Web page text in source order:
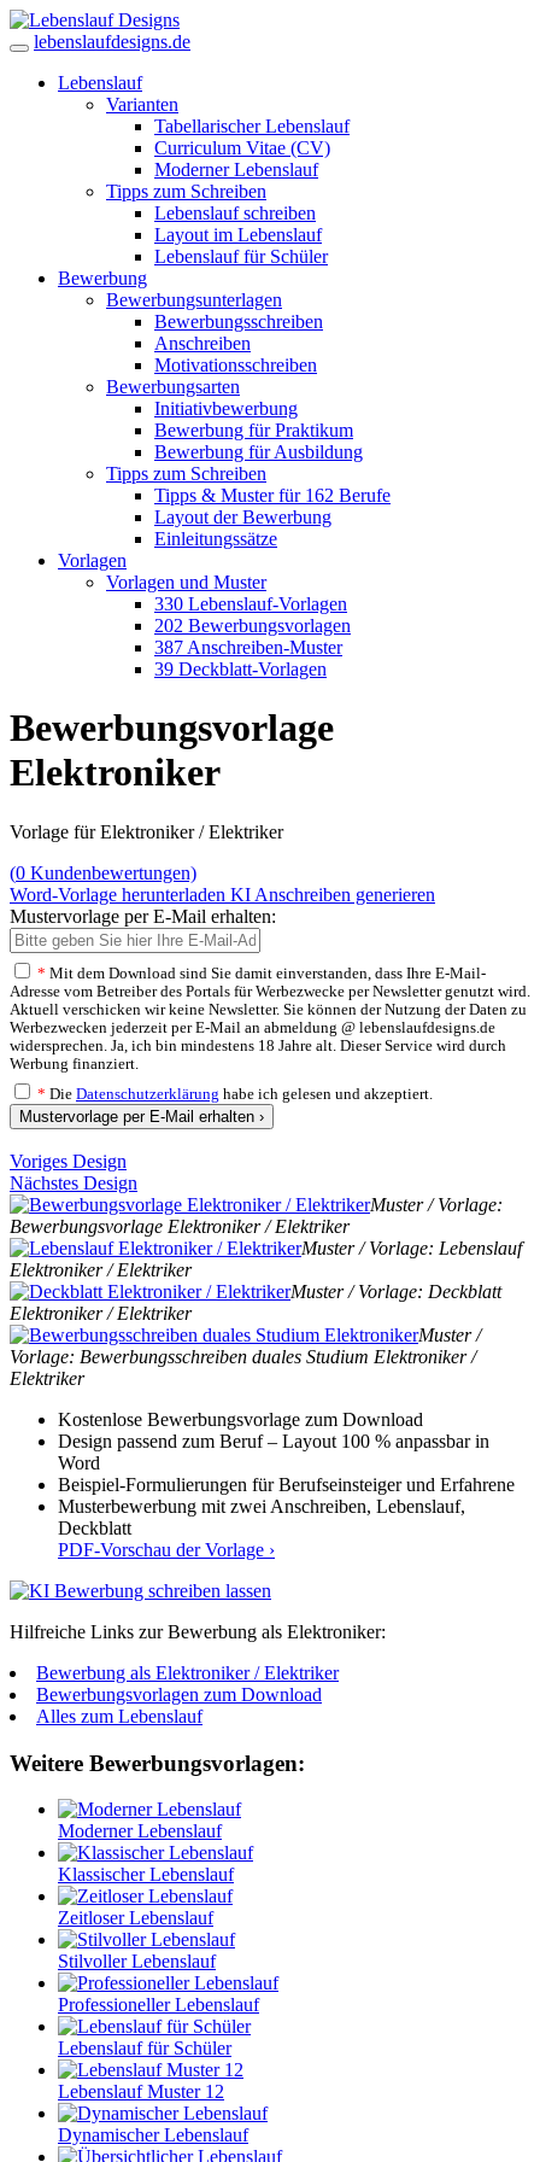
lebenslaufdesigns.de
Lebenslauf
Varianten
Tabellarischer Lebenslauf
Curriculum Vitae (CV)
Moderner Lebenslauf
Tipps zum Schreiben
Lebenslauf schreiben
Layout im Lebenslauf
Lebenslauf für Schüler
Bewerbung
Bewerbungsunterlagen
Bewerbungsschreiben
Anschreiben
Motivationsschreiben
Bewerbungsarten
Initiativbewerbung
Bewerbung für Praktikum
Bewerbung für Ausbildung
Tipps zum Schreiben
Tipps & Muster für 162 Berufe
Layout der Bewerbung
Einleitungssätze
Vorlagen
Vorlagen und Muster
330 Lebenslauf-Vorlagen
202 Bewerbungsvorlagen
387 Anschreiben-Muster
39 Deckblatt-Vorlagen
Bewerbungsvorlage
Elektroniker
Vorlage für Elektroniker / Elektriker
(0 Kundenbewertungen)
Word-Vorlage herunterladen KI Anschreiben generieren
Mustervorlage per E-Mail erhalten:
* Mit dem Download sind Sie damit einverstanden, dass Ihre E-Mail-
Adresse vom Betreiber des Portals für Werbezwecke per Newsletter genutzt wird.
Aktuell verschicken wir keine Newsletter. Sie können der Nutzung der Daten zu
Werbezwecken jederzeit per E-Mail an abmeldung @ lebenslaufdesigns.de
widersprechen. Ja, ich bin mindestens 18 Jahre alt. Dieser Service wird durch
Werbung finanziert.
* Die Datenschutzerklärung habe ich gelesen und akzeptiert.
Mustervorlage per E-Mail erhalten ›
Voriges Design
Nächstes Design
Muster / Vorlage:
Bewerbungsvorlage Elektroniker / Elektriker
Muster / Vorlage: Lebenslauf
Elektroniker / Elektriker
Muster / Vorlage: Deckblatt
Elektroniker / Elektriker
Muster /
Vorlage: Bewerbungsschreiben duales Studium Elektroniker /
Elektriker
Kostenlose Bewerbungsvorlage zum Download
Design passend zum Beruf – Layout 100 % anpassbar in
Word
Beispiel-Formulierungen für Berufseinsteiger und Erfahrene
Musterbewerbung mit zwei Anschreiben, Lebenslauf,
Deckblatt
PDF-Vorschau der Vorlage ›
Hilfreiche Links zur Bewerbung als Elektroniker:
Bewerbung als Elektroniker / Elektriker
Bewerbungsvorlagen zum Download
Alles zum Lebenslauf
Weitere Bewerbungsvorlagen:
Moderner Lebenslauf
Klassischer Lebenslauf
Zeitloser Lebenslauf
Stilvoller Lebenslauf
Professioneller Lebenslauf
Lebenslauf für Schüler
Lebenslauf Muster 12
Dynamischer Lebenslauf